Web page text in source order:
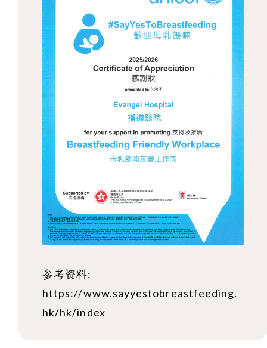
参考资料:
https://www.sayyestobreastfeeding.
hk/hk/index